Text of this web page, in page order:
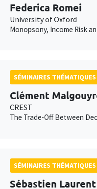
Federica Romei
University of Oxford
Monopsony, Income Risk
SÉMINAIRES THÉMATIQUES
Clément
CREST
The Trade-Off Between
SÉMINAIRES THÉMATIQUES
Sébastien Laurent